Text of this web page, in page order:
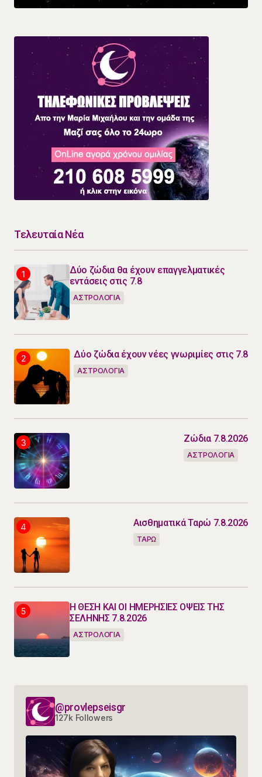
Τελευταία Νέα
Δύο ζώδια θα έχουν επαγγελματικές
εντάσεις στις 7.8
ΑΣΤΡΟΛΟΓΙΑ
Δύο ζώδια έχουν νέες γνωριμίες στις 7.8
ΑΣΤΡΟΛΟΓΙΑ
Ζώδια 7.8.2026
ΑΣΤΡΟΛΟΓΙΑ
Αισθηματικά Ταρώ 7.8.2026
ΤΑΡΩ
Η ΘΕΣΗ ΚΑΙ ΟΙ ΗΜΕΡΗΣΙΕΣ ΟΨΕΙΣ ΤΗΣ
ΣΕΛΗΝΗΣ 7.8.2026
ΑΣΤΡΟΛΟΓΙΑ
@provlepseisgr
127k Followers